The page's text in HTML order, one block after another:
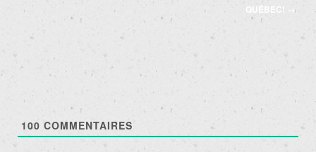
articles
QUÉBEC!
→
100 COMMENTAIRES